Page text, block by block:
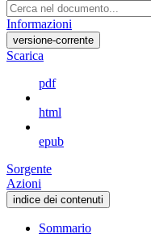
Informazioni
versione-corrente
Scarica
pdf
html
epub
Sorgente
Azioni
indice dei contenuti
Sommario